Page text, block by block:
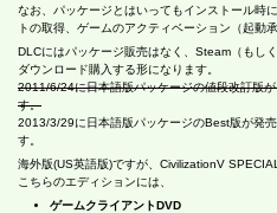
なお、パッケージとはいってもインストール時
トの取得、ゲームのアクティベーション（起動
DLCにはパッケージ販売はなく、Steam（もし
ダウンロード購入する形になります。
2011/6/24に日本語版パッケージの値段改訂版
す。
2013/3/29に日本語版パッケージのBest版が発
す。
海外版(US英語版)ですが、CivilizationV
こちらのエディションには、
ゲームクライアントDVD